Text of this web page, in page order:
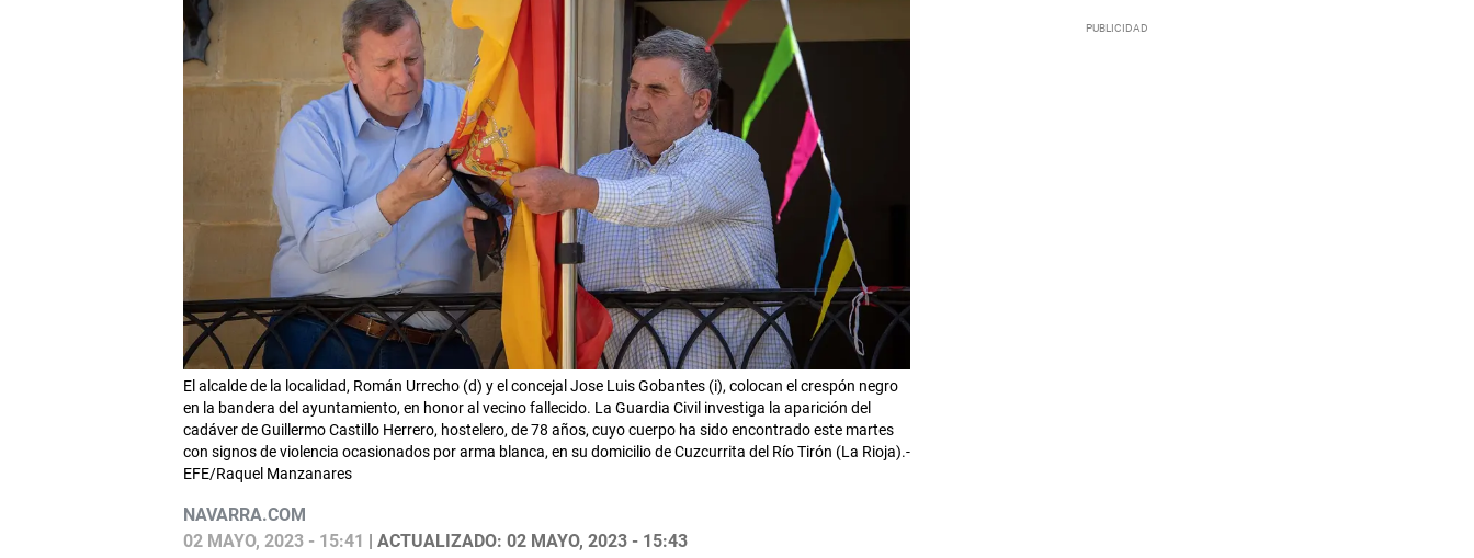
El alcalde de la localidad, Román Urrecho (d) y el concejal Jose Luis Gobantes (i), colocan el crespón negro
en la bandera del ayuntamiento, en honor al vecino fallecido. La Guardia Civil investiga la aparición del
cadáver de Guillermo Castillo Herrero, hostelero, de 78 años, cuyo cuerpo ha sido encontrado este martes
con signos de violencia ocasionados por arma blanca, en su domicilio de Cuzcurrita del Río Tirón (La Rioja).-
EFE/Raquel Manzanares
NAVARRA.COM
02 MAYO, 2023 - 15:41 | ACTUALIZADO: 02 MAYO, 2023 - 15:43